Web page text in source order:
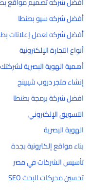
أفضل شركه سيو بطنطا
أفضل شركه لعمل إعلانات
أنواع التجارة الإلكترونية
أهمية الهوية البصرية لشركتك
إنشاء متجر دروب شيبينج
افضل شركة برمجة بطنطا
التسويق الإلكتروني
الهوية البصرية
بناء مواقع إلكترونية بجدة
تأسيس الشركات في مصر
تحسين محركات البحث SEO